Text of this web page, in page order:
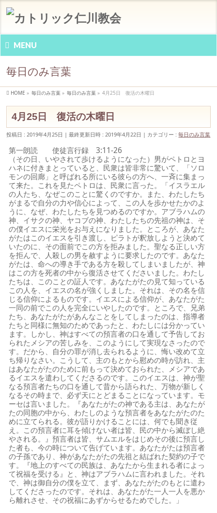
MENU
毎日のみ言葉
HOME » 毎日のみ言葉 » 毎日のみ言葉 » 4月25日 復活の木曜日
4月25日 復活の木曜日
投稿日 : 2019年4月25日 最終更新日時 : 2019年4月22日 カテゴリー :毎日のみ言葉
第一朗読 使徒言行録 3:11-26
（その日、いやされて歩けるようになった）男がペトロとヨ
ハネに付きまとっていると、民衆は皆非常に驚いて、「ソロ
モンの回廊」と呼ばれる所にいる彼らの方へ、一斉に集まっ
て来た。これを見たペトロは、民衆に言った。「イスラエル
の人たち、なぜこのことに驚くのですか。また、わたしたち
がまるで自分の力や信心によって、この人を歩かせたかのよ
うに、なぜ、わたしたちを見つめるのですか。アブラハムの
神、イサクの神、ヤコブの神、わたしたちの先祖の神は、そ
の僕イエスに栄光をお与えになりました。ところが、あなた
がたはこのイエスを引き渡し、ピラトが釈放しようと決めて
いたのに、その面前でこの方を拒みました。聖なる正しい方
を拒んで、人殺しの男を赦すように要求したのです。あなた
がたは、命への導き手である方を殺してしまいましたが、神
はこの方を死者の中から復活させてくださいました。わたし
たちは、このことの証人です。あなたがたの見て知っている
この人を、イエスの名が強くしました。それは、その名を信
じる信仰によるものです。イエスによる信仰が、あなたがた
一同の前でこの人を完全にいやしたのです。ところで、兄弟
たち、あなたがたがあんなことをしてしまったのは、指導者
たちと同様に無知のためであったと、わたしには分かってい
ます。しかし、神はすべての預言者の口を通して予告してお
られたメシアの苦しみを、このようにして実現なさったので
す。だから、自分の罪が消し去られるように、悔い改めて立
ち帰りなさい。こうして、主のもとから慰めの時が訪れ、主
はあなたがたのために前もって決めておられた、メシアであ
るイエスを遣わしてくださるのです。このイエスは、神が聖
なる預言者たちの口を通して昔から語られた、万物が新しく
なるその時まで、必ず天にとどまることになっています。モ
ーセは言いました。『あなたがたの神である主は、あなたが
たの同胞の中から、わたしのような預言者をあなたがたのた
めに立てられる。彼が語りかけることには、何でも聞き従
え。この預言者に耳を傾けない者は皆、民の中から滅ぼし絶
やされる。』預言者は皆、サムエルをはじめその後に預言し
た者も、今の時について告げています。あなたがたは預言者
の子孫であり、神があなたがたの先祖と結ばれた契約の子で
す。『地上のすべての民族は、あなたから生まれる者によっ
て祝福を受ける』と、神はアブラハムに言われました。それ
で、神は御自分の僕を立て、まず、あなたがたのもとに遣わ
してくださったのです。それは、あなたがた一人一人を悪か
ら離れさせ、その祝福にあずからせるためでした。」